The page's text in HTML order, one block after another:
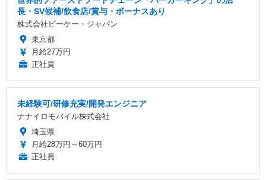
長・SV候補/飲食店/賞与・ボーナスあり
株式会社ビーケー・ジャパン
東京都
月給27万円
正社員
未経験可/研修充実/開発エンジニア
ナナイロモバイル株式会社
埼玉県
月給28万円～60万円
正社員